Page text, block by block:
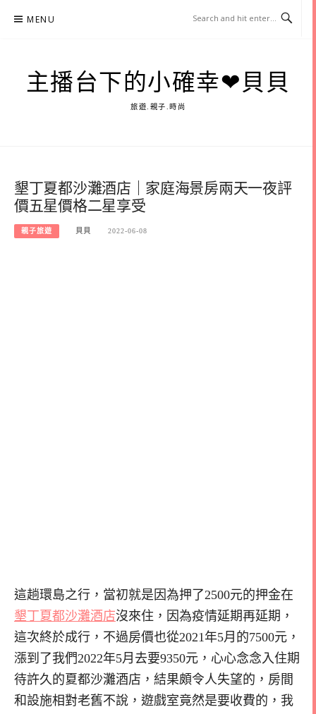
MENU
主播台下的小確幸❤貝貝
旅遊.親子.時尚
墾丁夏都沙灘酒店｜家庭海景房兩天一夜評
價五星價格二星享受
親子旅遊 貝貝 2022-06-08
這趟環島之行，當初就是因為押了2500元的押金在
墾丁夏都沙灘酒店沒來住，因為疫情延期再延期，
這次終於成行，不過房價也從2021年5月的7500元，
漲到了我們2022年5月去要9350元，心心念念入住期
待許久的夏都沙灘酒店，結果頗令人失望的，房間
和設施相對老舊不說，遊戲室竟然是要收費的，我